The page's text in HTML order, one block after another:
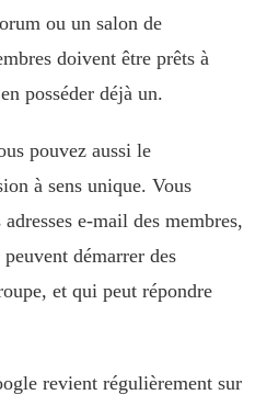
ou un salon de
doivent être prêts à
posséder déjà un.
pouvez aussi le
à sens unique. Vous
e-mail des membres,
démarrer des
et qui peut répondre
revient régulièrement sur